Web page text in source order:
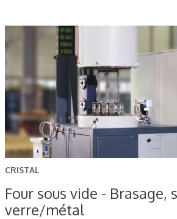
CRISTAL
Four sous vide - Brasage,
verre/métal